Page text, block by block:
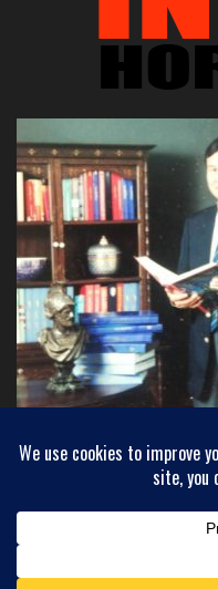
Copyright ©